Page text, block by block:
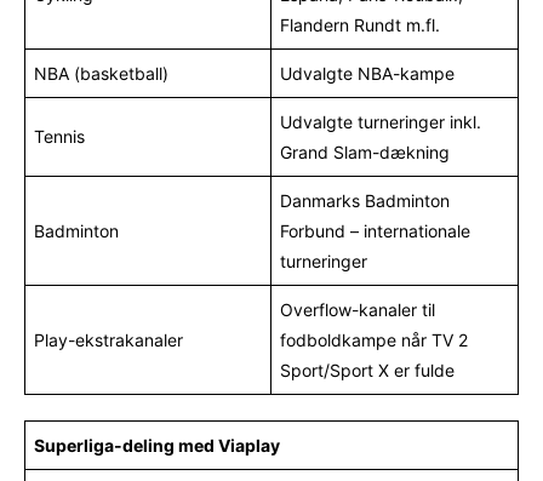
Flandern Rundt m.fl.
NBA (basketball) Udvalgte NBA-kampe
Tennis
Udvalgte turneringer inkl.
Grand Slam-dækning
Badminton
Danmarks Badminton
Forbund – internationale
turneringer
Play-ekstrakanaler
Overflow-kanaler til
fodboldkampe når TV 2
Sport/Sport X er fulde
Superliga-deling med Viaplay